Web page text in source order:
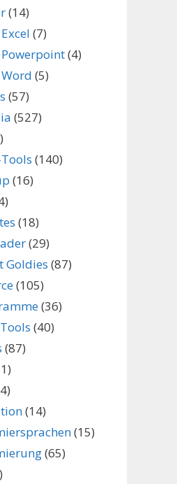
(14)
(7)
(4)
(5)
(57)
(527)
(140)
(16)
(18)
(29)
Goldies (87)
(105)
(36)
(40)
(87)
(14)
(15)
(65)